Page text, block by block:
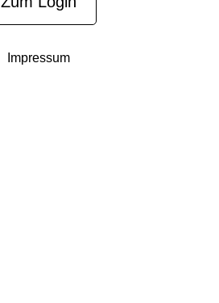
Impressum